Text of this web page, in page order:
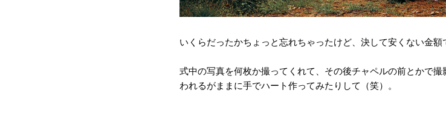
いくらだったかちょっと忘れちゃったけど、決して安くない金額
式中の写真を何枚か撮ってくれて、その後チャペルの前とかで
われるがままに手でハート作ってみたりして（笑）。